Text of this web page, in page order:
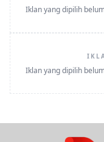
Iklan yang dipilih
Iklan yang dipilih